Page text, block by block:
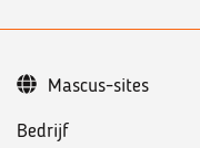
Bedrijf
Mascus-sites